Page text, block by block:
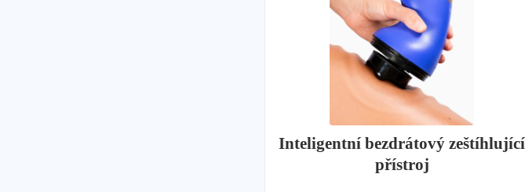
Inteligentní bezdrátový zeštíhlující
přístroj